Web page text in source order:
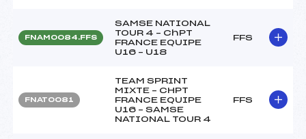
FNAM0084.FFS
SAMSE NATIONAL
TOUR 4 – ChPT
FRANCE EQUIPE
U16 – U18
FFS
FNAT0081
TEAM SPRINT
MIXTE – CHPT
FRANCE EQUIPE
U16 – SAMSE
NATIONAL TOUR 4
FFS